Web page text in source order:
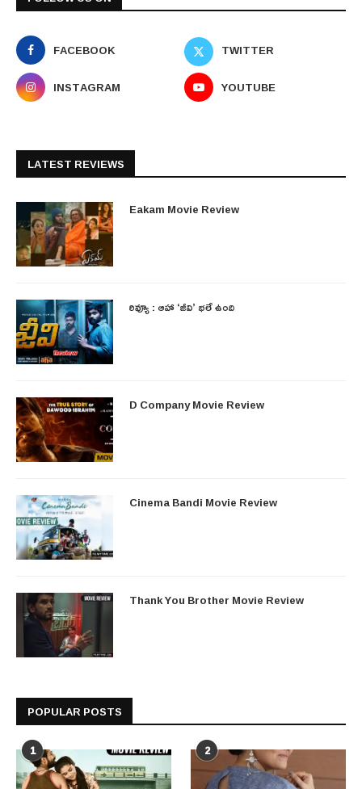
FACEBOOK
TWITTER
INSTAGRAM
YOUTUBE
LATEST REVIEWS
Eakam Movie Review
రివ్యూ : ఆహా ‘జీవి’ భలే ఉంది
D Company Movie Review
Cinema Bandi Movie Review
Thank You Brother Movie Review
POPULAR POSTS
1 2